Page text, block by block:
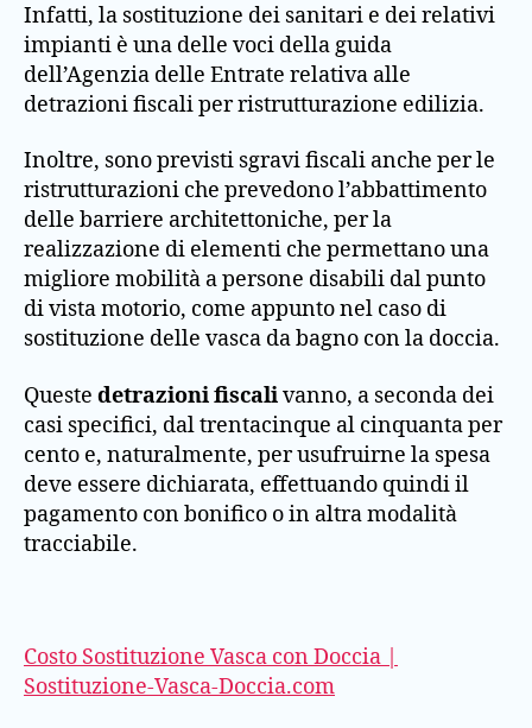
Infatti, la sostituzione dei sanitari e dei relativi
impianti è una delle voci della guida
dell’Agenzia delle Entrate relativa alle
detrazioni fiscali per ristrutturazione edilizia.
Inoltre, sono previsti sgravi fiscali anche per le
ristrutturazioni che prevedono l’abbattimento
delle barriere architettoniche, per la
realizzazione di elementi che permettano una
migliore mobilità a persone disabili dal punto
di vista motorio, come appunto nel caso di
sostituzione delle vasca da bagno con la doccia.
Queste detrazioni fiscalivanno, a seconda dei
casi specifici, dal trentacinque al cinquanta per
cento e, naturalmente, per usufruirne la spesa
deve essere dichiarata, effettuando quindi il
pagamento con bonifico o in altra modalità
tracciabile.
Costo Sostituzione Vasca con Doccia |
Sostituzione-Vasca-Doccia.com